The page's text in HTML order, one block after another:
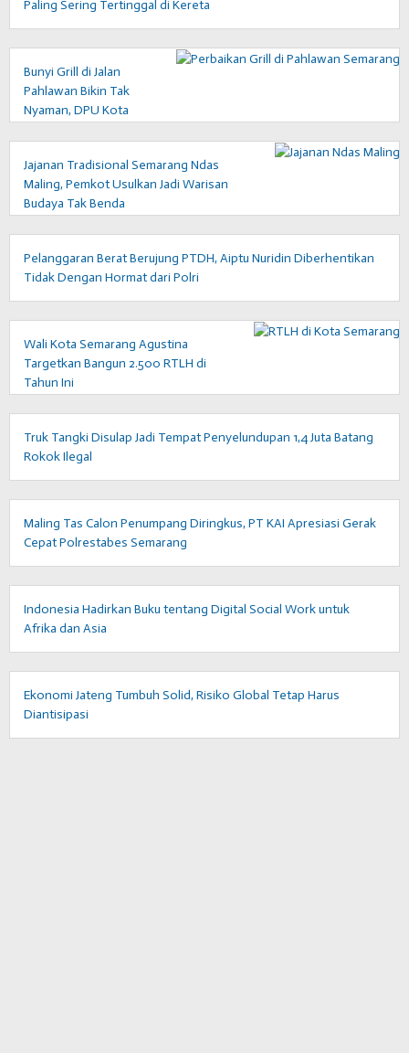
Paling Sering Tertinggal di Kereta
Bunyi Grill di Jalan
Pahlawan Bikin Tak
Nyaman, DPU Kota
Jajanan Tradisional Semarang Ndas
Maling, Pemkot Usulkan Jadi Warisan
Budaya Tak Benda
Pelanggaran Berat Berujung PTDH, Aiptu Nuridin Diberhentikan
Tidak Dengan Hormat dari Polri
Wali Kota Semarang Agustina
Targetkan Bangun 2.500 RTLH di
Tahun Ini
Truk Tangki Disulap Jadi Tempat Penyelundupan 1,4 Juta Batang
Rokok Ilegal
Maling Tas Calon Penumpang Diringkus, PT KAI Apresiasi Gerak
Cepat Polrestabes Semarang
Indonesia Hadirkan Buku tentang Digital Social Work untuk
Afrika dan Asia
Ekonomi Jateng Tumbuh Solid, Risiko Global Tetap Harus
Diantisipasi